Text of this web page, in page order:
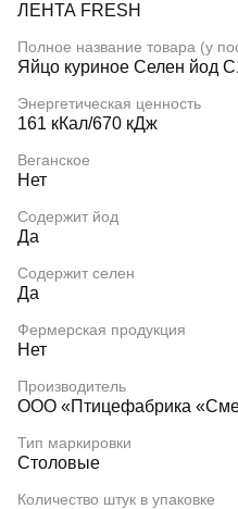
ЛЕНТА FRESH
Полное название товара (у
Яйцо куриное Селен йод
Энергетическая ценность
161 кКал/670 кДж
Веганское
Нет
Содержит йод
Да
Содержит селен
Да
Фермерская продукция
Нет
Производитель
ООО «Птицефабрика
Тип маркировки
Столовые
Количество штук в упаковке